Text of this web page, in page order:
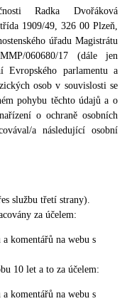
Radka Dvořáková
1909/49, 326 00 Plzeň,
úřadu Magistrátu
060680/17 (dále jen
parlamentu a
osob v souvislosti se
pohybu těchto údajů a o
o ochraně osobních
a následující osobní
službu třetí strany).
za účelem:
komentářů na webu s
10 let a to za účelem:
komentářů na webu s